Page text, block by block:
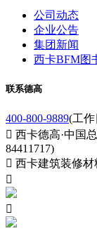
公司动态
企业公告
集团新闻
西卡BFM图
联系德高
400-800-9889(工作
 西卡德高·中国
84411717)
 西卡建筑装修材

